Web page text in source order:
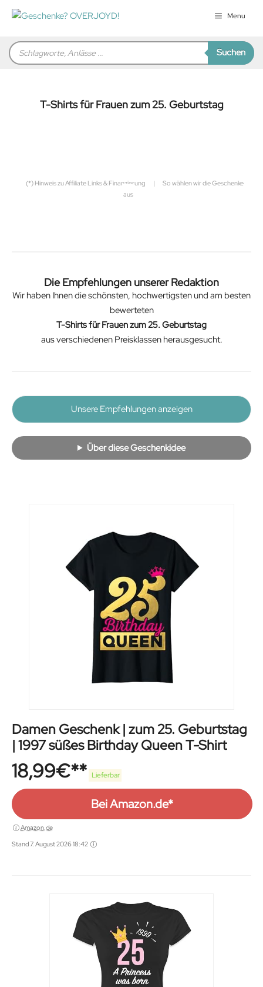
Zum
Inhalt
Menu
Products
search Suchen
T-Shirts für Frauen zum 25. Geburtstag
(*) Hinweis zu Affiliate Links & Finanzierung |
So wählen wir die Geschenke
aus
Die Empfehlungen unserer Redaktion
Wir haben Ihnen die schönsten, hochwertigsten und am besten
bewerteten
T-Shirts für Frauen zum 25. Geburtstag
aus verschiedenen Preisklassen herausgesucht.
Unsere Empfehlungen anzeigen
Über diese Geschenkidee
Damen Geschenk | zum 25. Geburtstag
| 1997 süßes Birthday Queen T-Shirt
18,99€ Lieferbar
Bei Amazon.de*
Amazon.de
Stand 7. August 2026 18:42